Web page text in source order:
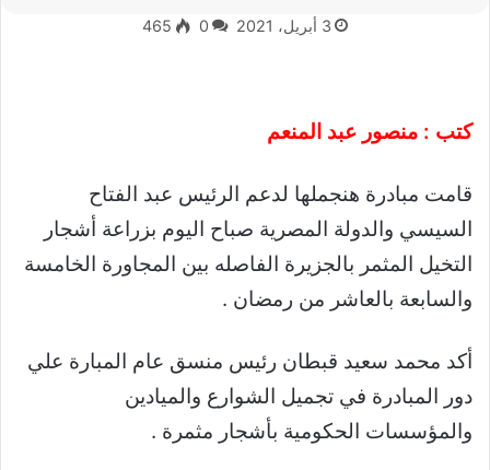
3 أبريل، 2021 0
465
كتب : منصور عبد المنعم
قامت مبادرة هنجملها لدعم الرئيس عبد الفتاح
السيسي والدولة المصرية صباح اليوم بزراعة أشجار
التخيل المثمر بالجزيرة الفاصله بين المجاورة الخامسة
والسابعة بالعاشر من رمضان .
أكد محمد سعيد قبطان رئيس منسق عام المبارة علي
دور المبادرة في تجميل الشوارع والميادين
والمؤسسات الحكومية بأشجار مثمرة .